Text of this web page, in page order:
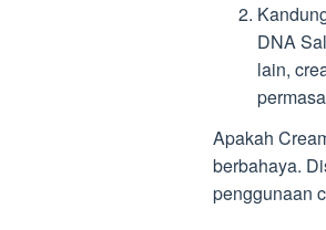
DNA
lain,
Apakah
berbahaya.
penggunaan